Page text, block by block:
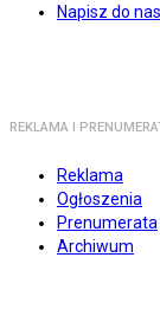
Napisz do nas
REKLAMA I
Reklama
Ogłoszenia
Prenumerata
Archiwum